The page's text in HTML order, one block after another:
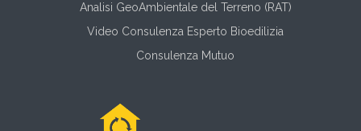
Analisi GeoAmbientale del Terreno (RAT)
Video Consulenza Esperto Bioedilizia
Consulenza Mutuo